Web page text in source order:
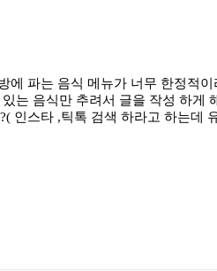
파는 음식 메뉴가 너무 한정적
는 음식만 추려서 글을 작성 하게
스타 ,틱톡 검색 하라고 하는데